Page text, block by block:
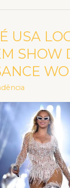
USA
SHOW